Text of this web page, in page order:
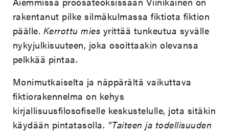
rakentanut pilke silmäkulmassa fiktiota fiktion
päälle. Kerrottu mies yrittää tunkeutua syvälle
nykyjulkisuuteen, joka osoittaakin olevansa
pelkkää pintaa.
Monimutkaiselta ja näppärältä vaikuttava
fiktiorakennelma on kehys
kirjallisuusfilosofiselle keskustelulle, jota sitäkin
käydään pintatasolla. ”Taiteen ja todellisuuden